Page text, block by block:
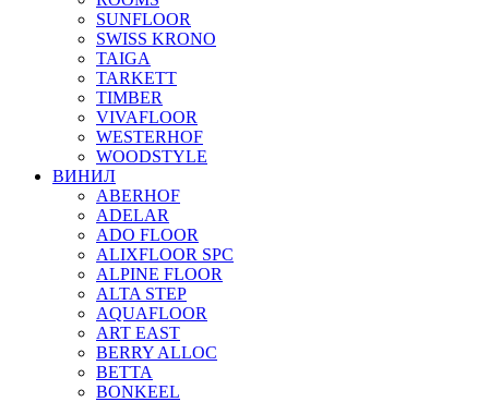
SUNFLOOR
SWISS KRONO
TAIGA
TARKETT
TIMBER
VIVAFLOOR
WESTERHOF
WOODSTYLE
ВИНИЛ
ABERHOF
ADELAR
ADO FLOOR
ALIXFLOOR SPC
ALPINE FLOOR
ALTA STEP
AQUAFLOOR
ART EAST
BERRY ALLOC
BETTA
BONKEEL